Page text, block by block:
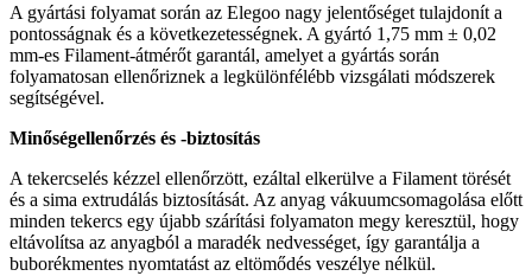
A gyártási folyamat során az Elegoo nagy jelentőséget tulajdonít a
pontosságnak és a következetességnek. A gyártó 1,75 mm ± 0,02
mm-es Filament-átmérőt garantál, amelyet a gyártás során
folyamatosan ellenőriznek a legkülönfélébb vizsgálati módszerek
segítségével.
Minőségellenőrzés és -biztosítás
A tekercselés kézzel ellenőrzött, ezáltal elkerülve a Filament törését
és a sima extrudálás biztosítását. Az anyag vákuumcsomagolása előtt
minden tekercs egy újabb szárítási folyamaton megy keresztül, hogy
eltávolítsa az anyagból a maradék nedvességet, így garantálja a
buborékmentes nyomtatást az eltömődés veszélye nélkül.